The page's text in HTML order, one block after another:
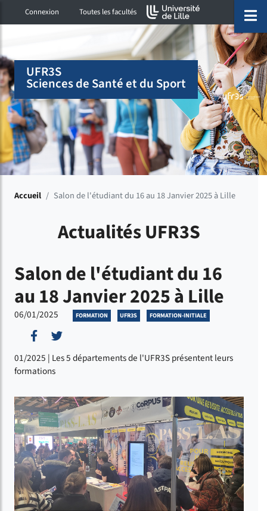
Accéder au menu principal
Accéder à la recherche
Accéder au pied de page
Connexion Toutes les facultés
menu
UFR3S
Sciences de Santé et du Sport
Accueil / Salon de l'étudiant du 16 au 18 Janvier 2025 à Lille
Actualités UFR3S
Salon de l'étudiant du 16
au 18 Janvier 2025 à Lille
06/01/2025 FORMATION UFR3S FORMATION-INITIALE
Partager sur Facebook
Partager sur Twitter
01/2025 | Les 5 départements de l'UFR3S présentent leurs
formations